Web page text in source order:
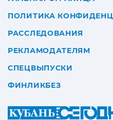
ПОЛИТИКА
РАССЛЕДОВАНИЯ
РЕКЛАМОДАТЕЛЯМ
СПЕЦВЫПУСКИ
ФИНЛИКБЕЗ